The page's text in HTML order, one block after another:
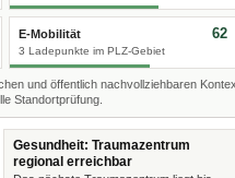
E-Mobilität
3 Ladepunkte im PLZ-Gebiet
62
und öffentlich nachvollziehbaren
Standortprüfung.
Gesundheit: Traumazentrum
regional erreichbar